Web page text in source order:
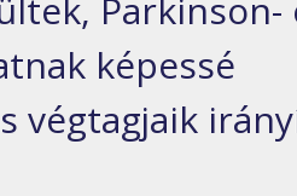
képessé
végtagjaik